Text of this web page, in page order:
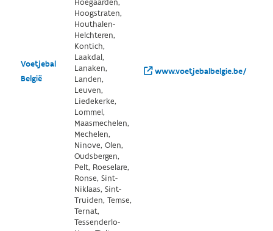
Voetjebal
België
Hoegaarden,
Hoogstraten,
Houthalen-
Helchteren,
Kontich,
Laakdal,
Lanaken,
Landen,
Leuven,
Liedekerke,
Lommel,
Maasmechelen,
Mechelen,
Ninove, Olen,
Oudsbergen,
Pelt, Roeselare,
Ronse, Sint-
Niklaas, Sint-
Truiden, Temse,
Ternat,
Tessenderlo-
www.voetjebalbelgie.be/